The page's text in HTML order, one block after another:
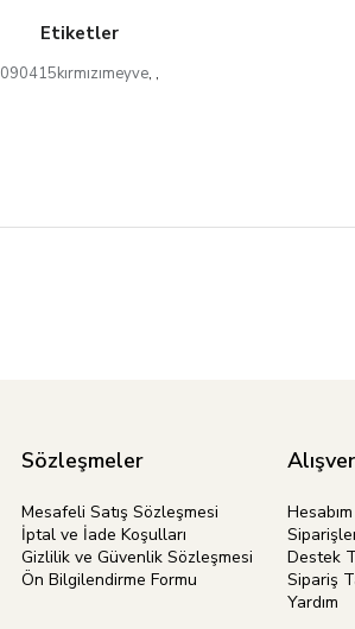
Etiketler
090415kırmızımeyve, ,
Sözleşmeler
Mesafeli Satış Sözleşmesi
İptal ve İade Koşulları
Gizlilik ve Güvenlik Sözleşmesi
Ön Bilgilendirme Formu
Hesabım
Destek
Sipariş
Yardım